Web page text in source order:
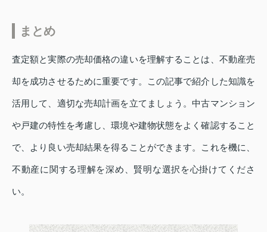
まとめ
査定額と実際の売却価格の違いを理解することは、不動産売
却を成功させるために重要です。この記事で紹介した知識を
活用して、適切な売却計画を立てましょう。中古マンション
や戸建の特性を考慮し、環境や建物状態をよく確認すること
で、より良い売却結果を得ることができます。これを機に、
不動産に関する理解を深め、賢明な選択を心掛けてくださ
い。